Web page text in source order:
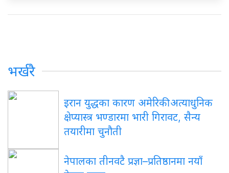
भर्खरै
इरान युद्धका कारण अमेरिकी अत्याधुनिक
क्षेप्यास्त्र भण्डारमा भारी गिरावट, सैन्य
तयारीमा चुनौती
नेपालका तीनवटै प्रज्ञा–प्रतिष्ठानमा नयाँ